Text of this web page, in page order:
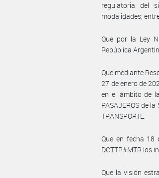
regulatoria del
modalidades;
Que por la Ley
República
Que mediante
27 de enero de
en el ámbito de la
PASAJEROS de la
TRANSPORTE.
Que en fecha 18
DCTTP#MTR los
Que la visión